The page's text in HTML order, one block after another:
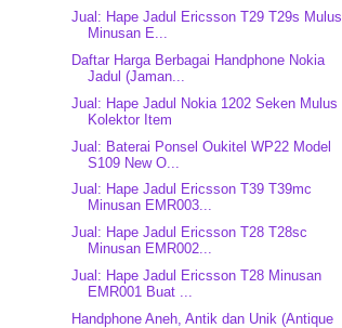
Jual: Hape Jadul Ericsson T29 T29s Mulus
Minusan E...
Daftar Harga Berbagai Handphone Nokia
Jadul (Jaman...
Jual: Hape Jadul Nokia 1202 Seken Mulus
Kolektor Item
Jual: Baterai Ponsel Oukitel WP22 Model
S109 New O...
Jual: Hape Jadul Ericsson T39 T39mc
Minusan EMR003...
Jual: Hape Jadul Ericsson T28 T28sc
Minusan EMR002...
Jual: Hape Jadul Ericsson T28 Minusan
EMR001 Buat ...
Handphone Aneh, Antik dan Unik (Antique